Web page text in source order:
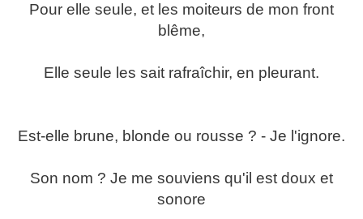
Pour elle seule, et les moiteurs de mon front
blême,
Elle seule les sait rafraîchir, en pleurant.
Est-elle brune, blonde ou rousse ? - Je l'ignore.
Son nom ? Je me souviens qu'il est doux et
sonore